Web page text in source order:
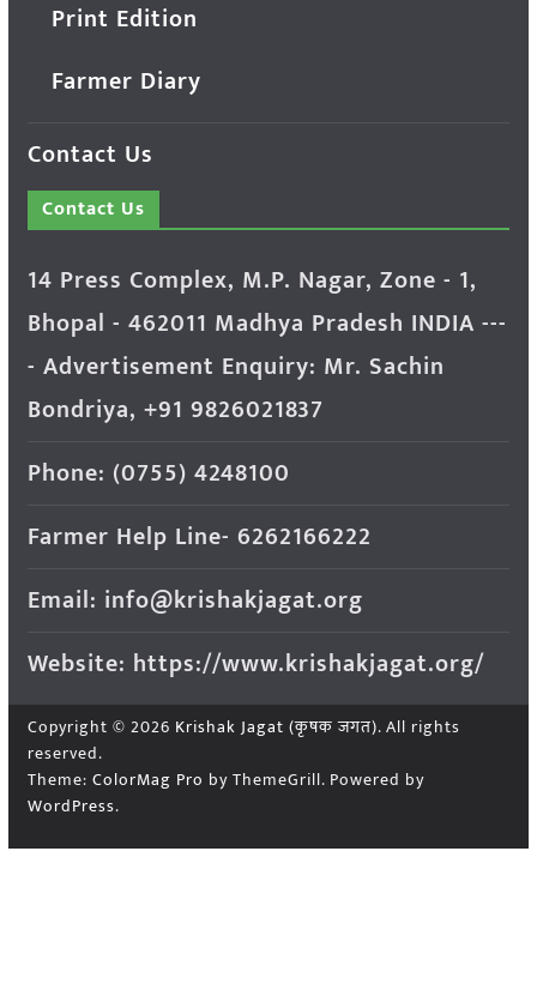
Print Edition
Farmer Diary
Contact Us
Contact Us
14 Press Complex, M.P. Nagar, Zone - 1,
Bhopal - 462011 Madhya Pradesh INDIA ---
- Advertisement Enquiry: Mr. Sachin
Bondriya, +91 9826021837
Phone: (0755) 4248100
Farmer Help Line- 6262166222
Email: info@krishakjagat.org
Website: https://www.krishakjagat.org/
Copyright © 2026 Krishak Jagat (कृषक जगत). All rights
reserved.
Theme: ColorMag Pro by ThemeGrill. Powered by
WordPress.